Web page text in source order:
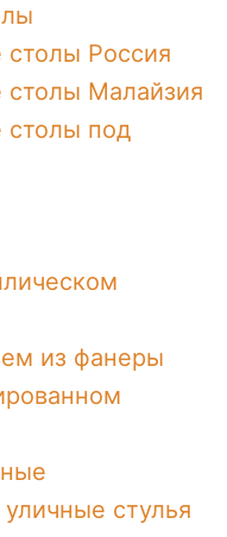
Россия
Малайзия
под
из фанеры
стулья